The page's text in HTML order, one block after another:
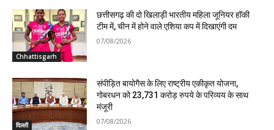
Chhattisgarh
छत्तीसगढ़ की दो खिलाड़ी भारतीय महिला जूनियर हॉकी
टीम में, चीन में होने वाले एशिया कप में दिखाएंगी दम
07/08/2026
दिल्ली
संपीड़ित बायोगैस के लिए राष्ट्रीय एकीकृत योजना,
गोबरधन को 23,731 करोड़ रुपये के परिव्यय के साथ
मंजूरी
07/08/2026